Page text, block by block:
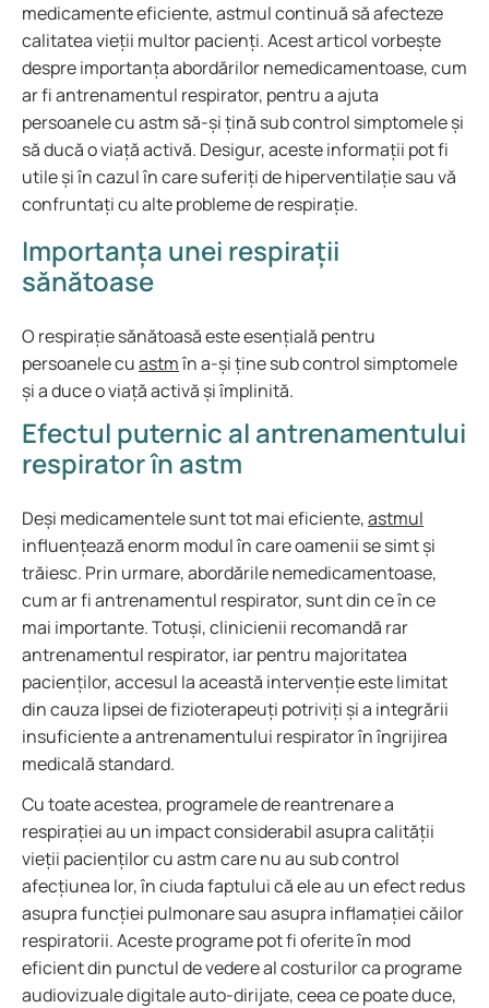
medicamente eficiente, astmul continuă să afecteze
calitatea vieții multor pacienți. Acest articol vorbește
despre importanța abordărilor nemedicamentoase, cum
ar fi antrenamentul respirator, pentru a ajuta
persoanele cu astm să-și țină sub control simptomele și
să ducă o viață activă. Desigur, aceste informații pot fi
utile și în cazul în care suferiți de hiperventilație sau vă
confruntați cu alte probleme de respirație.
Importanța unei respirații
sănătoase
O respirație sănătoasă este esențială pentru
persoanele cuastmîn a-și ține sub control simptomele
și a duce o viață activă și împlinită.
Efectul puternic al antrenamentului
respirator în astm
Deși medicamentele sunt tot mai eficiente,astmul
influențează enorm modul în care oamenii se simt și
trăiesc. Prin urmare, abordările nemedicamentoase,
cum ar fi antrenamentul respirator, sunt din ce în ce
mai importante. Totuși, clinicienii recomandă rar
antrenamentul respirator, iar pentru majoritatea
pacienților, accesul la această intervenție este limitat
din cauza lipsei de fizioterapeuți potriviți și a integrării
insuficiente a antrenamentului respirator în îngrijirea
medicală standard.
Cu toate acestea, programele de reantrenare a
respirației au un impact considerabil asupra calității
vieții pacienților cu astm care nu au sub control
afecțiunea lor, în ciuda faptului că ele au un efect redus
asupra funcției pulmonare sau asupra inflamației căilor
respiratorii. Aceste programe pot fi oferite în mod
eficient din punctul de vedere al costurilor ca programe
audiovizuale digitale auto-dirijate, ceea ce poate duce,